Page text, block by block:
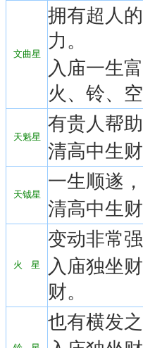
文曲星
拥有超人
力。
入庙一生
火、铃、
天魁星
有贵人帮
清高中生
天钺星
一生顺遂
清高中生
火 星
变动非常
入庙独坐
财。
也有横发